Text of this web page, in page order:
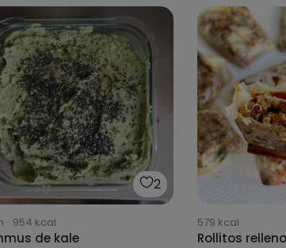
2
· 954 kcal
de kale
579 kcal
Rollitos